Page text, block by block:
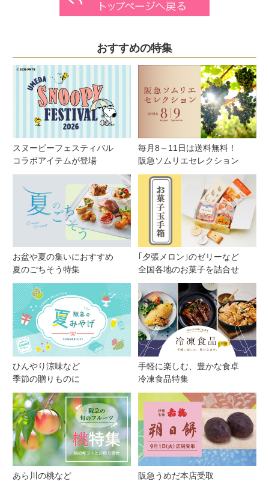
おすすめの特集
スヌーピーフェスティバル
コラボアイテムが登場
毎月8～11日は送料無料！
阪急ソムリエセレクション
お盆や夏の集いにおすすめ
夏のごちそう特集
｢夕張メロン｣のゼリーなど
全国各地のお菓子を詰合せ
ひんやり涼味など
季節の贈りものに
手軽に楽しむ、豊かな食卓
冷凍食品特集
あら川の桃など
阪急うめだ本店受取